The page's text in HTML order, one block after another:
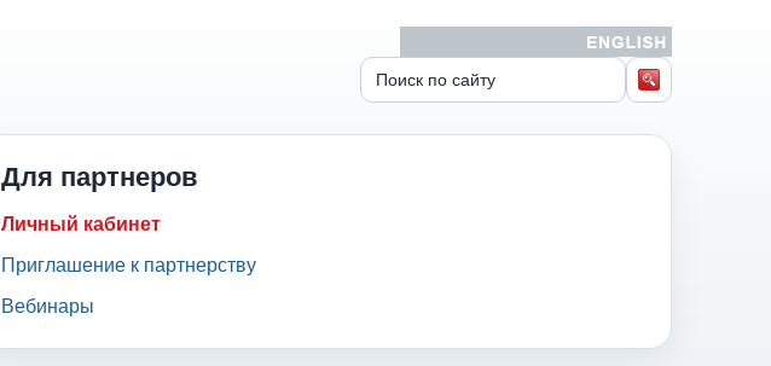
Для партнеров
Личный кабинет
Приглашение к партнерству
Вебинары